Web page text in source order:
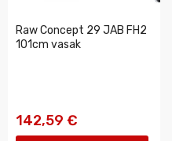
Raw Concept 29 JAB FH2
101cm vasak
142,59 €